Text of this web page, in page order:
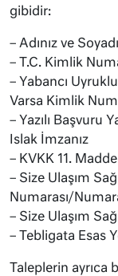
gibidir:
– Adınız ve
– T.C. Kimlik
– Yabancı
Varsa Kimlik
– Yazılı Başvuru
Islak İmzanız
– KVKK 11.
– Size Ulaşım
Numarası/
– Size Ulaşım
– Tebligata Esas
Taleplerin